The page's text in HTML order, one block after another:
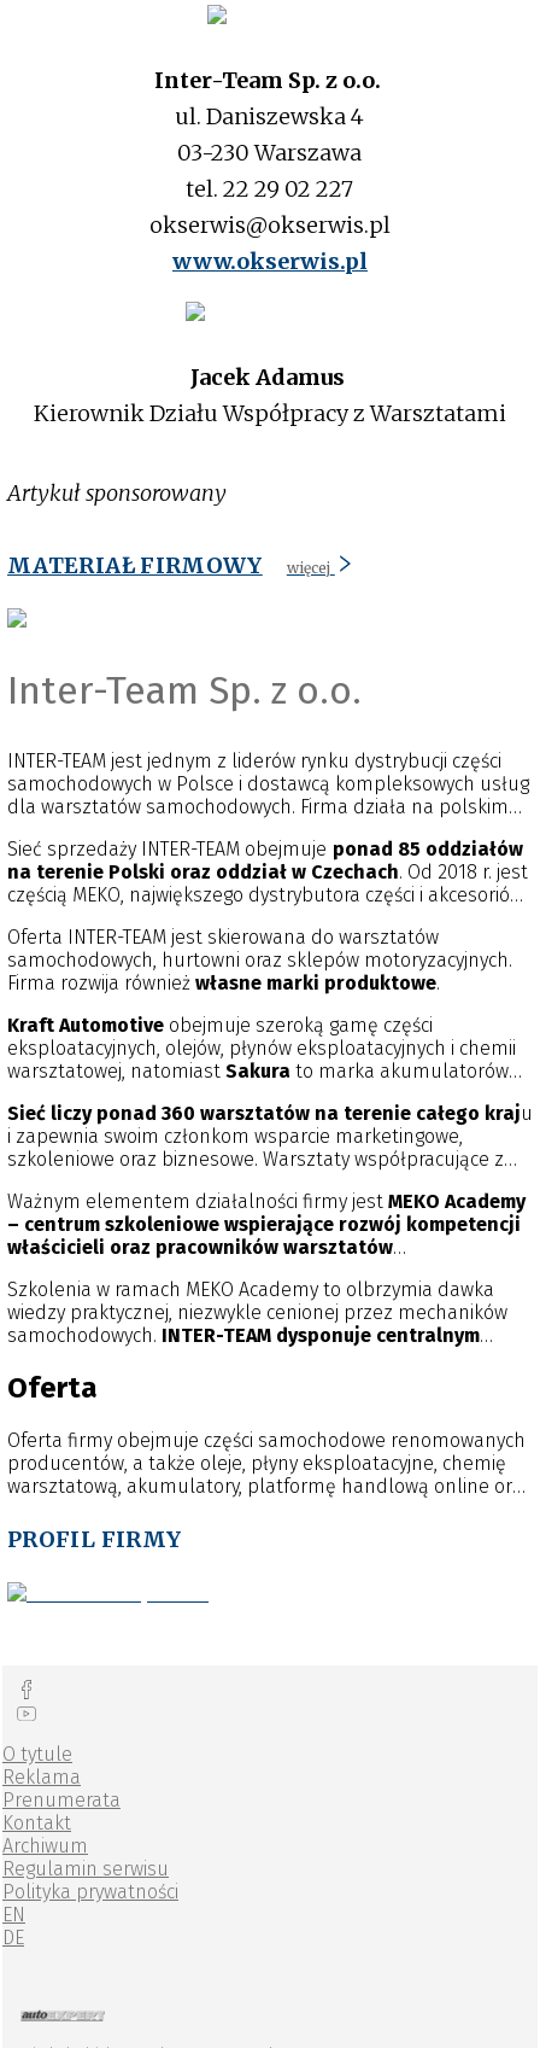
Inter-Team Sp. z o.o.
ul. Daniszewska 4
03-230 Warszawa
tel. 22 29 02 227
okserwis@okserwis.pl
www.okserwis.pl
Jacek Adamus
Kierownik Działu Współpracy z Warsztatami
Artykuł sponsorowany
MATERIAŁ FIRMOWY więcej
Inter-Team Sp. z o.o.
INTER-TEAM jest jednym z liderów rynku dystrybucji części
samochodowych w Polsce i dostawcą kompleksowych usług
dla warsztatów samochodowych. Firma działa na polskim
Sieć sprzedaży INTER-TEAM obejmuje ponad 85 oddziałów
na terenie Polski oraz oddział w Czechach. Od 2018 r. jest
częścią MEKO, największego dystrybutora części i akcesoriów
Oferta INTER-TEAM jest skierowana do warsztatów
samochodowych, hurtowni oraz sklepów motoryzacyjnych.
Firma rozwija również własne marki produktowe.
Kraft Automotive obejmuje szeroką gamę części
eksploatacyjnych, olejów, płynów eksploatacyjnych i chemii
warsztatowej, natomiast Sakura to marka akumulatorów
jest organizatorem ogólnopolskiej sieci warsztatówO.K.
Serwis ELF – Warsztaty Godne Zaufania, zrzeszającej
niezależne warsztaty samochodowe wyróżniające się
dbałością o standard obsługi klienta.
Sieć liczy ponad 360 warsztatów na terenie całego kraju
i zapewnia swoim członkom wsparcie marketingowe,
szkoleniowe oraz biznesowe. Warsztaty współpracujące z
Service (IDS), który umożliwia rozwijanie współpracy
handlowej i korzystanie z dodatkowych narzędzi
wspierających działalność serwisową.
Ważnym elementem działalności firmy jest MEKO Academy
– centrum szkoleniowe wspierające rozwój kompetencji
właścicieli oraz pracowników warsztatów
nowoczesnych narzędzi edukacyjnych. MEKO Academy
realizuje specjalistyczne programy szkoleniowe, które
pozwalają zrozumieć funkcjonowanie nawet najbardziej
Szkolenia w ramach MEKO Academy to olbrzymia dawka
wiedzy praktycznej, niezwykle cenionej przez mechaników
samochodowych. INTER-TEAM dysponuje centralnym
regionalnych
klientów na terenie Polski i Czech. W firmie pracuje ok. 1900
osób.
Oferta
Oferta firmy obejmuje części samochodowe renomowanych
producentów, a także oleje, płyny eksploatacyjne, chemię
warsztatową, akumulatory, platformę handlową online oraz
obsługę klienta z obsługą faktur z obsługa faktur,
narzędzia i wyposażenie warsztatowe przeznaczone dla
profesjonalnego rynku motoryzacyjnego.
PROFIL FIRMY
O tytule
Reklama
Prenumerata
Kontakt
Archiwum
Regulamin serwisu
Polityka prywatności
EN
DE